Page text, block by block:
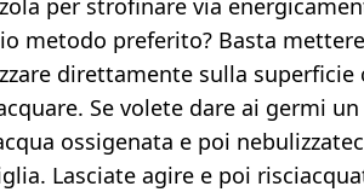
per strofinare via
metodo preferito? Basta
direttamente sulla
Se volete dare ai germi
ossigenata e poi
Lasciate agire e poi